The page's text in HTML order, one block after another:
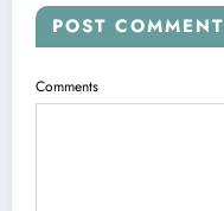
POST COMMENT
Comments